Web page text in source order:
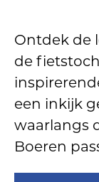
Ontdek de
de
een inkijk
waarlangs
Boeren